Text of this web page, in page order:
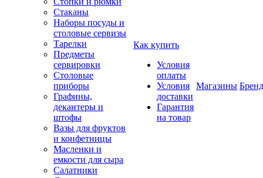
Стаканы
Наборы посуды и
столовые сервизы
Тарелки
Предметы
сервировки
Столовые
приборы
Графины,
декантеры и
штофы
Вазы для фруктов
и конфетницы
Масленки и
емкости для сыра
Салатники
Как купить
Условия
оплаты
Условия
доставки
Гарантия
на товар
Магазины